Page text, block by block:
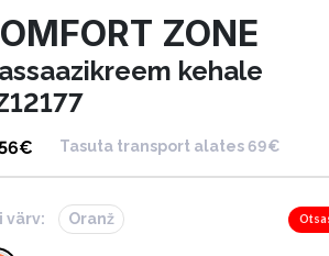
ZONE
kehale
€ Tasuta transport alates 69€
värv: Oranž